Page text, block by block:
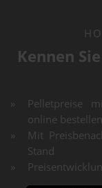
Kennen
Pelletpreise
online bestellen
Mit
Stand